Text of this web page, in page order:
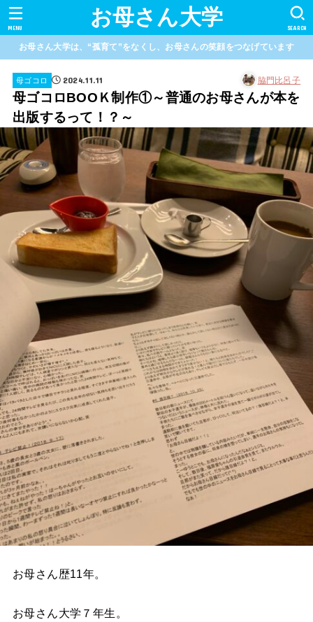
お母さん大学 SEARCH
MENU
お母さん大学は、“孤育て”をなくし、お母さんの笑顔をつなげています
母ゴコロ 2024.11.11 脇門比呂子
母ゴコロBOOＫ制作①～普通のお母さんが本を
出版するって！？～
お母さん歴11年。
お母さん大学７年生。